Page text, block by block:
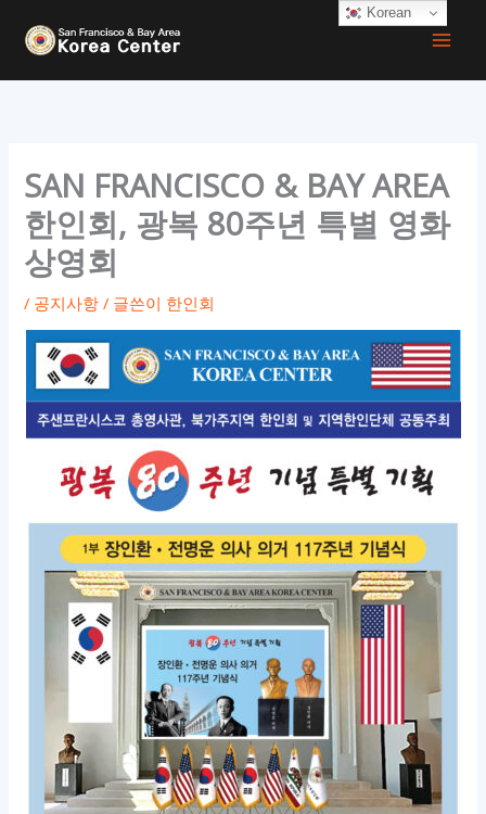
SAN FRANCISCO & BAY AREA
한인회, 광복 80주년 특별 영화
상영회
/ 공지사항 / 글쓴이 한인회
Korean